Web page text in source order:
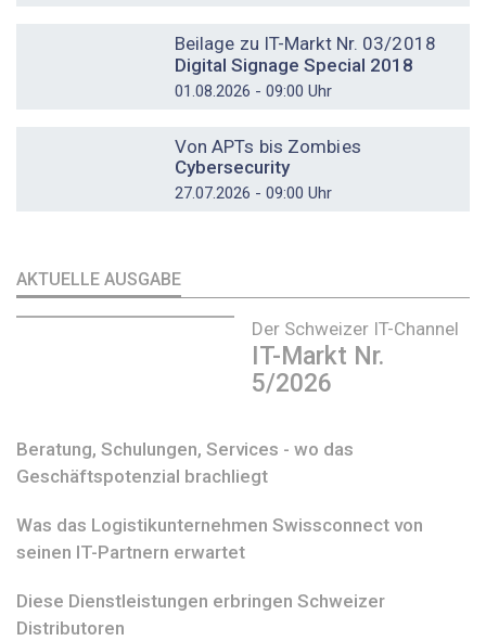
Beilage zu IT-Markt Nr. 03/2018
Digital Signage Special 2018
01.08.2026 - 09:00 Uhr
Von APTs bis Zombies
Cybersecurity
27.07.2026 - 09:00 Uhr
AKTUELLE AUSGABE
Der Schweizer IT-Channel
IT-Markt Nr.
5/2026
Beratung, Schulungen, Services - wo das
Geschäftspotenzial brachliegt
Was das Logistikunternehmen Swissconnect von
seinen IT-Partnern erwartet
Diese Dienstleistungen erbringen Schweizer
Distributoren